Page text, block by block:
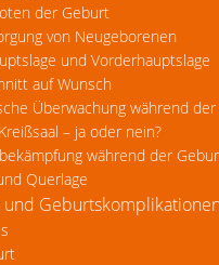
der Geburt
von Neugeborenen
und Vorderhauptslage
auf Wunsch
Überwachung während
– ja oder nein?
während der
Querlage
und